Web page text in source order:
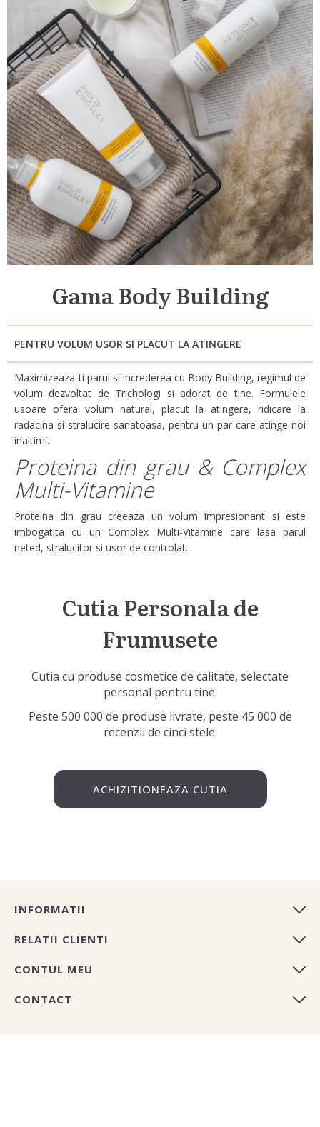
Gama Body Building
PENTRU VOLUM USOR SI PLACUT LA ATINGERE
Maximizeaza-ti parul si increderea cu Body Building, regimul de
volum dezvoltat de Trichologi si adorat de tine. Formulele
usoare ofera volum natural, placut la atingere, ridicare la
radacina si stralucire sanatoasa, pentru un par care atinge noi
inaltimi.
Proteina din grau & Complex
Multi-Vitamine
Proteina din grau creeaza un volum impresionant si este
imbogatita cu un Complex Multi-Vitamine care lasa parul
neted, stralucitor si usor de controlat.
Cutia Personala de
Frumusete
Cutia cu produse cosmetice de calitate, selectate
personal pentru tine.
Peste 500 000 de produse livrate, peste 45 000 de
recenzii de cinci stele.
ACHIZITIONEAZA CUTIA
INFORMATII
RELATII CLIENTI
CONTUL MEU
CONTACT